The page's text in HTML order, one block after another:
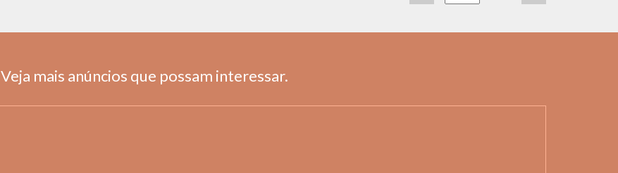
Veja mais anúncios que possam interessar.